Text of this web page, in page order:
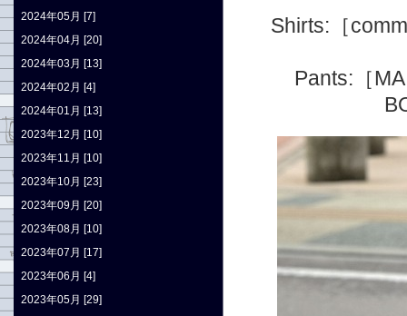
Shirts: ［
Pants: ［
2024年05月 [7]
2024年04月 [20]
2024年03月 [13]
2024年02月 [4]
2024年01月 [13]
2023年12月 [10]
2023年11月 [10]
2023年10月 [23]
2023年09月 [20]
2023年08月 [10]
2023年07月 [17]
2023年06月 [4]
2023年05月 [29]